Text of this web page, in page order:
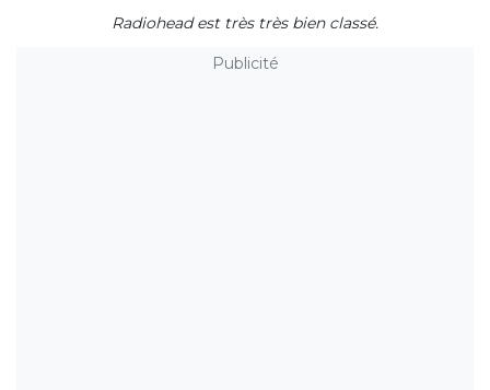
Radiohead est très très bien classé.
Publicité